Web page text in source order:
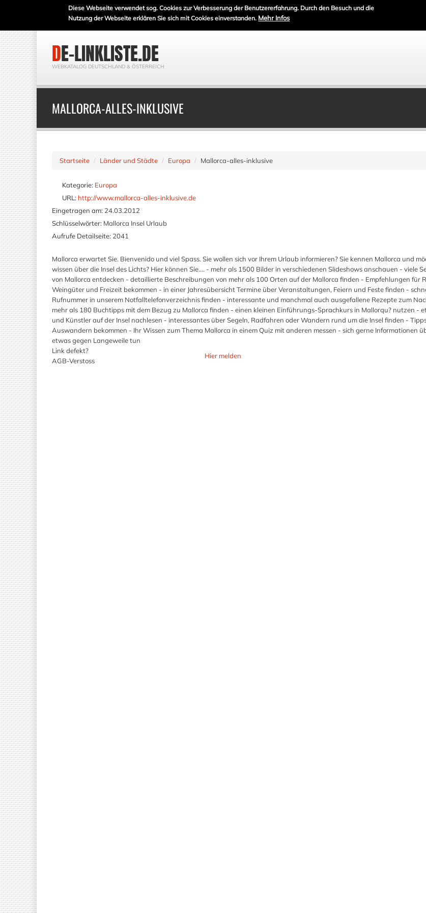
Diese Webseite verwendet sog. Cookies zur Verbesserung der Benutzererfahrung. Durch den Besuch und die
Nutzung der Webseite erklären Sie sich mit Cookies einverstanden. Mehr Infos
DE-LINKLISTE.DE
WEBKATALOG DEUTSCHLAND & ÖSTERREICH
MALLORCA-ALLES-INKLUSIVE
Startseite Länder und Städte Europa Mallorca-alles-inklusive
Kategorie: Europa
URL: http://www.mallorca-alles-inklusive.de
Eingetragen am: 24.03.2012
Schlüsselwörter: Mallorca Insel Urlaub
Aufrufe Detailseite: 2041
Mallorca erwartet Sie. Bienvenido und viel Spass. Sie wollen sich vor Ihrem Urlaub informieren? Sie kennen Mallorca und
wissen über die Insel des Lichts? Hier können Sie.... - mehr als 1500 Bilder in verschiedenen Slideshows anschauen - viele
von Mallorca entdecken - detaillierte Beschreibungen von mehr als 100 Orten auf der Mallorca finden - Empfehlungen für
Weingüter und Freizeit bekommen - in einer Jahresübersicht Termine über Veranstaltungen, Feiern und Feste finden -
Rufnummer in unserem Notfalltelefonverzeichnis finden - interessante und manchmal auch ausgefallene Rezepte zum
mehr als 180 Buchtipps mit dem Bezug zu Mallorca finden - einen kleinen Einführungs-Sprachkurs in Mallorqu? nutzen -
und Künstler auf der Insel nachlesen - interessantes über Segeln, Radfahren oder Wandern rund um die Insel finden -
Auswandern bekommen - Ihr Wissen zum Thema Mallorca in einem Quiz mit anderen messen - sich gerne Informationen
etwas gegen Langeweile tun
Link defekt?
AGB-Verstoss
Hier melden